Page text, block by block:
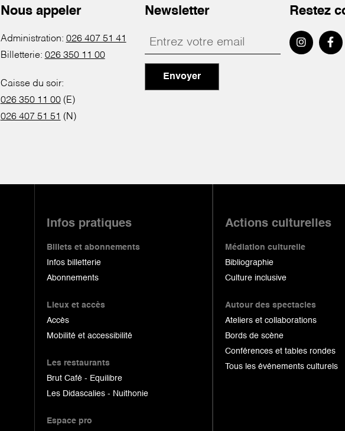
Nous appeler
Administration: 026 407 51 41
Billetterie: 026 350 11 00
Caisse du soir:
026 350 11 00(E)
026 407 51 51 (N)
Newsletter
Envoyer
Restez
Infos pratiques
Billets et abonnements
Infos billetterie
Abonnements
Lieux et accès
Accès
Mobilité et accessibilité
Les restaurants
Brut Café - Equilibre
Les Didascalies - Nuithonie
Espace pro
Actions culturelles
Médiation culturelle
Bibliographie
Culture inclusive
Autour des spectacles
Ateliers et collaborations
Bords de scène
Conférences et tables rondes
Tous les événements culturels